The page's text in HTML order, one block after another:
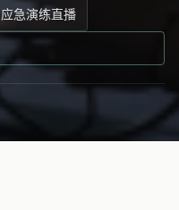
应急演练直播